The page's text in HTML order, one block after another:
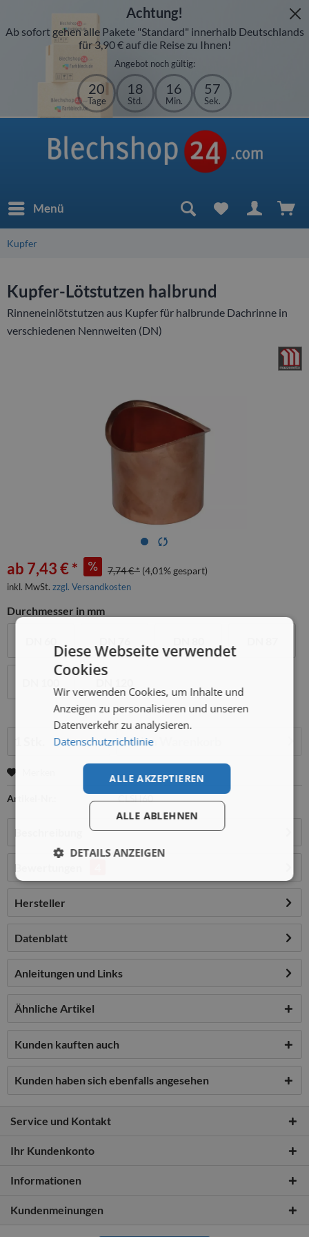
Achtung!
Ab sofort gehen alle Pakete "Standard" innerhalb Deutschlands
für 3,90 € auf die Reise zu Ihnen!
Angebot noch gültig:
20
Tage
18
Std.
16
Min.
57
Sek.
Menü
Kupfer
Kupfer-Lötstutzen halbrund
Rinneneinlötstutzen aus Kupfer für halbrunde Dachrinne in
verschiedenen Nennweiten (DN)
ab 7,43 € * 7,74 € * (4,01% gespart)
inkl. MwSt. zzgl. Versandkosten
Durchmesser in mm
In den
Artikel-Nr.: CLSH60
Beschreibung
Bewertungen
Hersteller
Datenblatt
Anleitungen und Links
Ähnliche Artikel
Kunden kauften auch
Kunden haben sich ebenfalls angesehen
Service und Kontakt
Ihr Kundenkonto
Informationen
Kundenmeinungen
Diese Webseite verwendet
Cookies
Wir verwenden Cookies, um Inhalte und
Anzeigen zu personalisieren und unseren
Datenverkehr zu analysieren.
Datenschutzrichtlinie
ALLE AKZEPTIEREN
ALLE ABLEHNEN
DETAILS ANZEIGEN